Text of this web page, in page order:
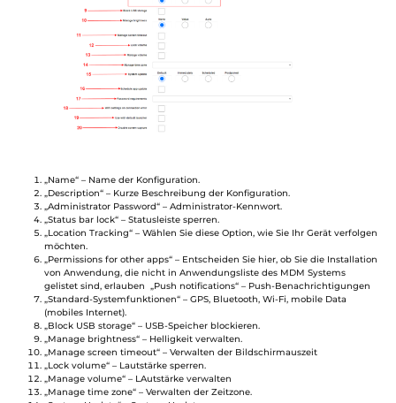
„Name“ – Name der Konfiguration.
„Description“ – Kurze Beschreibung der Konfiguration.
„Administrator Password“ – Administrator-Kennwort.
„Status bar lock“ – Statusleiste sperren.
„Location Tracking“ – Wählen Sie diese Option, wie Sie Ihr Gerät verfolgen
möchten.
„Permissions for other apps“ – Entscheiden Sie hier, ob Sie die Installation
von Anwendung, die nicht in Anwendungsliste des MDM Systems
gelistet sind, erlauben „Push notifications“ – Push-Benachrichtigungen
„Standard-Systemfunktionen“ – GPS, Bluetooth, Wi-Fi, mobile Data
(mobiles Internet).
„Block USB storage“ – USB-Speicher blockieren.
„Manage brightness“ – Helligkeit verwalten.
„Manage screen timeout“ – Verwalten der Bildschirmauszeit
„Lock volume“ – Lautstärke sperren.
„Manage volume“ – LAutstärke verwalten
„Manage time zone“ – Verwalten der Zeitzone.